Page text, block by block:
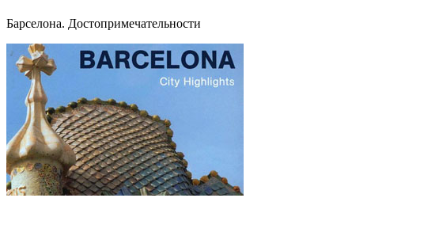
Барселона. Достопримечательности